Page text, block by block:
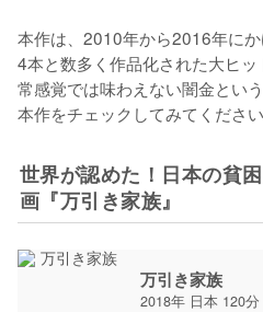
本作は、2010年から2016年に
4本と数多く作品化された大ヒ
常感覚では味わえない闇金とい
本作をチェックしてみてください
世界が認めた！日本の貧
画『万引き家族』
万引き家族
2018年 日本 120分